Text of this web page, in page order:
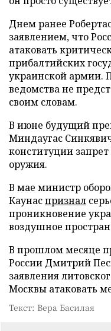
Днем ранее
заявлением, что
атаковать
прибалтийских
украинской армии.
ведомства не
своим словам.
В июне будущий
Миндаугас
конституции
оружия.
В мае министр
Каунаспризнал
проникновение
воздушное
В прошлом месяце
России Дмитрий
заявления
Москвы атаковать
Текст: Вера Басилая